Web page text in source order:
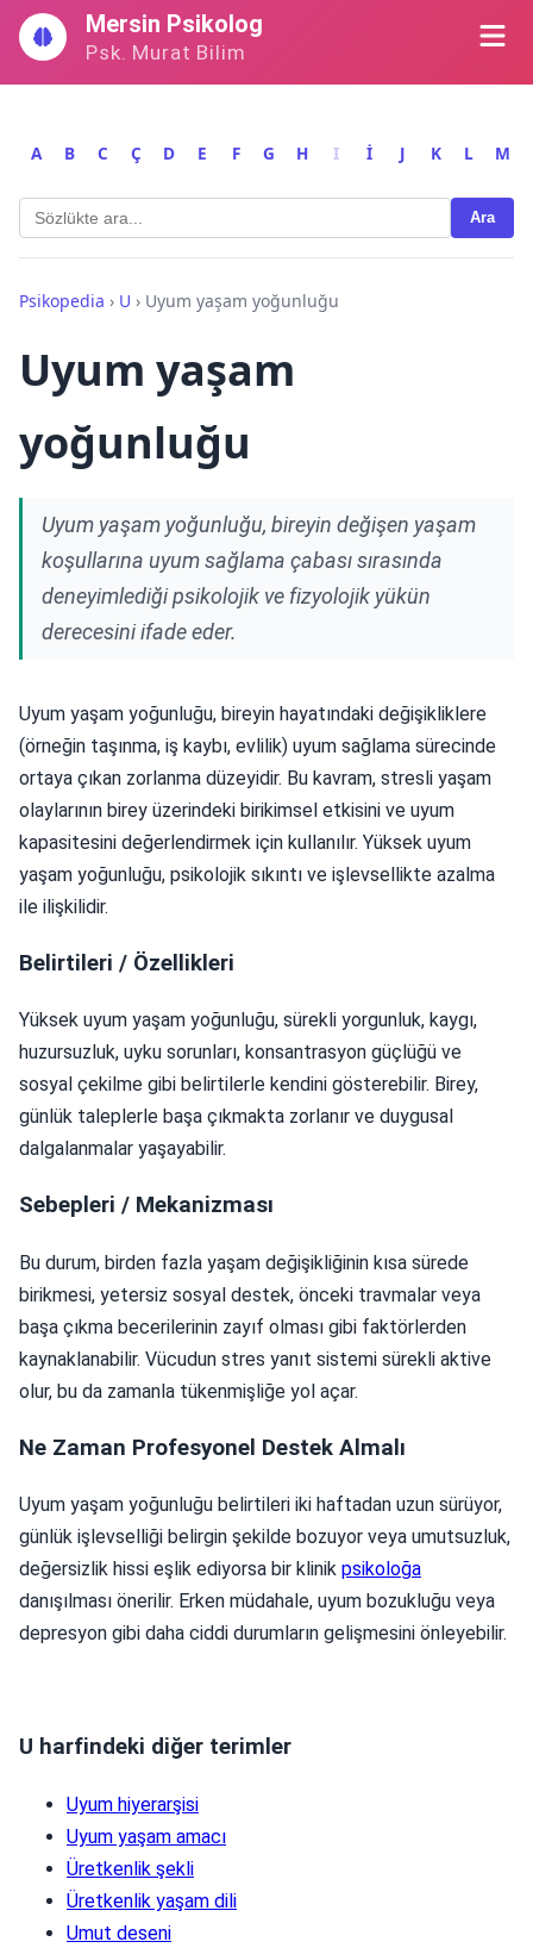
İçeriğe
geç
Mersin Psikolog
Psk. Murat Bilim
A B C Ç D E F G H I İ J K L M
Ara
Psikopedia › U › Uyum yaşam yoğunluğu
Uyum yaşam
yoğunluğu
Uyum yaşam yoğunluğu, bireyin değişen yaşam
koşullarına uyum sağlama çabası sırasında
deneyimlediği psikolojik ve fizyolojik yükün
derecesini ifade eder.
Uyum yaşam yoğunluğu, bireyin hayatındaki değişikliklere
(örneğin taşınma, iş kaybı, evlilik) uyum sağlama sürecinde
ortaya çıkan zorlanma düzeyidir. Bu kavram, stresli yaşam
olaylarının birey üzerindeki birikimsel etkisini ve uyum
kapasitesini değerlendirmek için kullanılır. Yüksek uyum
yaşam yoğunluğu, psikolojik sıkıntı ve işlevsellikte azalma
ile ilişkilidir.
Belirtileri / Özellikleri
Yüksek uyum yaşam yoğunluğu, sürekli yorgunluk, kaygı,
huzursuzluk, uyku sorunları, konsantrasyon güçlüğü ve
sosyal çekilme gibi belirtilerle kendini gösterebilir. Birey,
günlük taleplerle başa çıkmakta zorlanır ve duygusal
dalgalanmalar yaşayabilir.
Sebepleri / Mekanizması
Bu durum, birden fazla yaşam değişikliğinin kısa sürede
birikmesi, yetersiz sosyal destek, önceki travmalar veya
başa çıkma becerilerinin zayıf olması gibi faktörlerden
kaynaklanabilir. Vücudun stres yanıt sistemi sürekli aktive
olur, bu da zamanla tükenmişliğe yol açar.
Ne Zaman Profesyonel Destek Almalı
Uyum yaşam yoğunluğu belirtileri iki haftadan uzun sürüyor,
günlük işlevselliği belirgin şekilde bozuyor veya umutsuzluk,
değersizlik hissi eşlik ediyorsa bir klinik psikoloğa
danışılması önerilir. Erken müdahale, uyum bozukluğu veya
depresyon gibi daha ciddi durumların gelişmesini önleyebilir.
U harfindeki diğer terimler
Uyum hiyerarşisi
Uyum yaşam amacı
Üretkenlik şekli
Üretkenlik yaşam dili
Umut deseni